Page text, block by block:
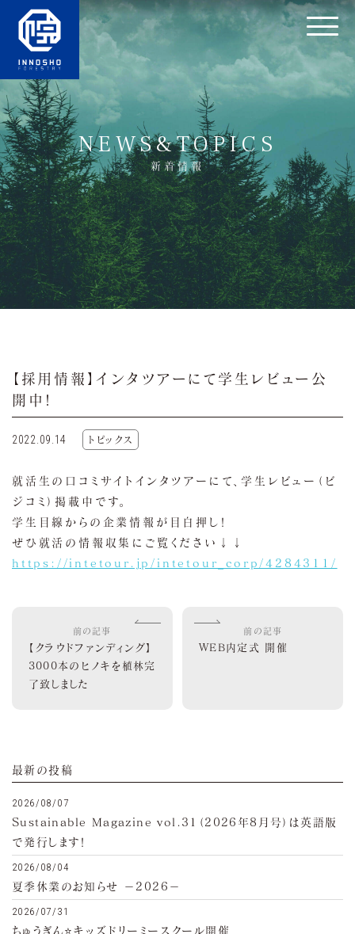
NEWS&TOPICS
新着情報
【採用情報】インタツアーにて学生レビュー公
開中！
2022.09.14 トピックス
就活生の口コミサイトインタツアーにて、学生レビュー（ビ
ジコミ）掲載中です。
学生目線からの企業情報が目白押し！
ぜひ就活の情報収集にご覧ください↓↓
https://intetour.jp/intetour_corp/4284311/
前の記事
【クラウドファンディング】
3000本のヒノキを植林完
了致しました
前の記事
WEB内定式 開催
最新の投稿
2026/08/07
Sustainable Magazine vol.31（2026年8月号）は英語版
で発行します！
2026/08/04
夏季休業のお知らせ −2026−
2026/07/31
ちゅうぎん⭐キッズドリーミースクール開催